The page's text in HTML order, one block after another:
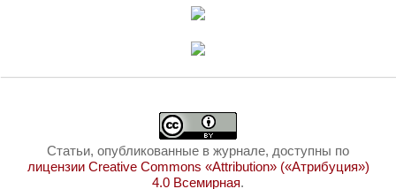
Статьи, опубликованные в журнале, доступны по
лицензии Creative Commons «Attribution» («Атрибуция»)
4.0 Всемирная.